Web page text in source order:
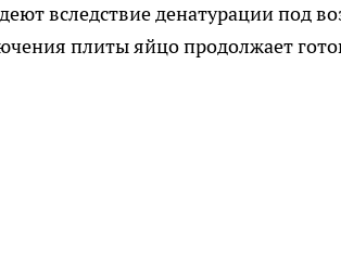
вследствие денатурации под
плиты яйцо продолжает